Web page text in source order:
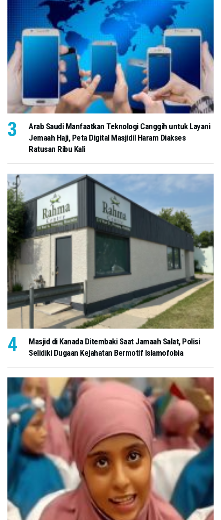
Arab Saudi Manfaatkan Teknologi Canggih untuk Layani
Jemaah Haji, Peta Digital Masjidil Haram Diakses
Ratusan Ribu Kali
Masjid di Kanada Ditembaki Saat Jamaah Salat, Polisi
Selidiki Dugaan Kejahatan Bermotif Islamofobia